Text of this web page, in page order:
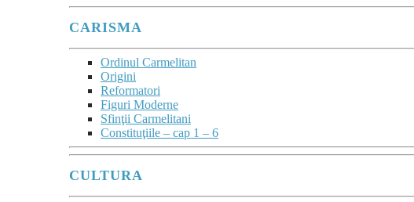
CARISMA
Ordinul Carmelitan
Origini
Reformatori
Figuri Moderne
Sfinţii Carmelitani
Constituţiile – cap 1 – 6
CULTURA